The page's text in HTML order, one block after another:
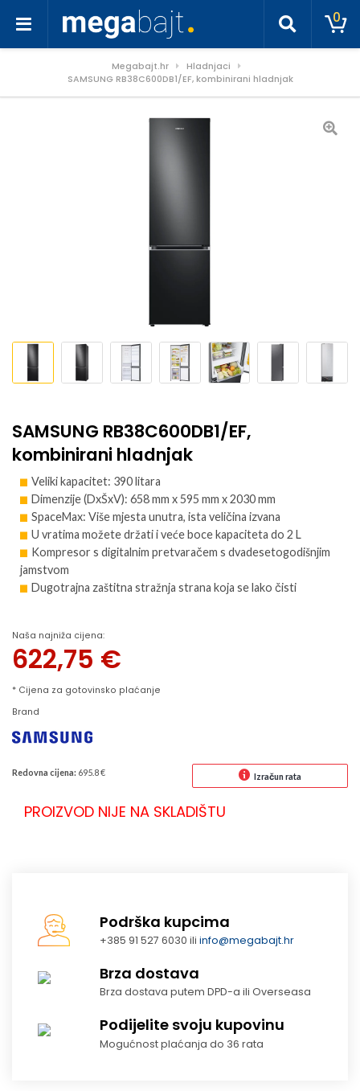
0
Megabajt.hr
Hladnjaci
SAMSUNG RB38C600DB1/EF, kombinirani hladnjak
SAMSUNG RB38C600DB1/EF,
kombinirani hladnjak
Veliki kapacitet: 390 litara
Dimenzije (DxŠxV): 658 mm x 595 mm x 2030 mm
SpaceMax: Više mjesta unutra, ista veličina izvana
U vratima možete držati i veće boce kapaciteta do 2 L
Kompresor s digitalnim pretvaračem s dvadesetogodišnjim
jamstvom
Dugotrajna zaštitna stražnja strana koja se lako čisti
Naša najniža cijena:
622,75 €
* Cijena za gotovinsko plaćanje
Brand
Redovna cijena: 695.8 € Izračun rata
PROIZVOD NIJE NA SKLADIŠTU
Podrška kupcima
+385 91 527 6030 iliinfo@megabajt.hr
Brza dostava
Brza dostava putem DPD-a ili Overseasa
Podijelite svoju kupovinu
Mogućnost plaćanja do 36 rata